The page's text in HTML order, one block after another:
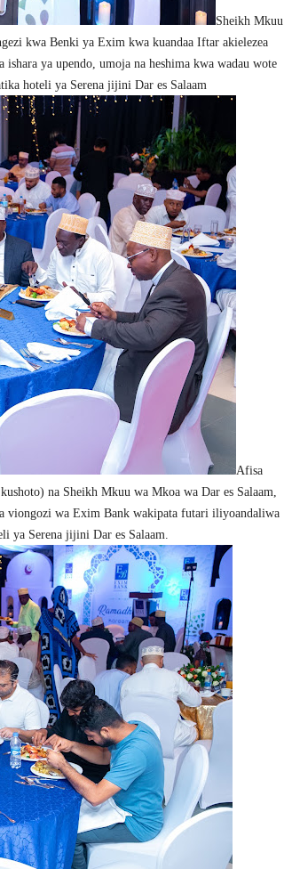
Sheikh Mkuu
kwa Benki ya Exim kwa kuandaa Iftar akielezea
ya upendo, umoja na heshima kwa wadau wote
hoteli ya Serena jijini Dar es Salaam
Afisa
na Sheikh Mkuu wa Mkoa wa Dar es Salaam,
viongozi wa Exim Bank wakipata futari iliyoandaliwa
ya Serena jijini Dar es Salaam.